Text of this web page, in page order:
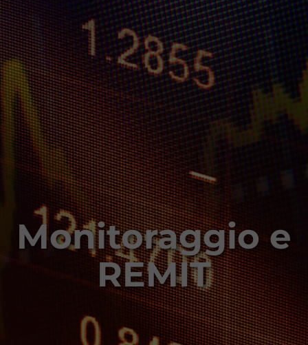
Monitoraggio e
REMIT